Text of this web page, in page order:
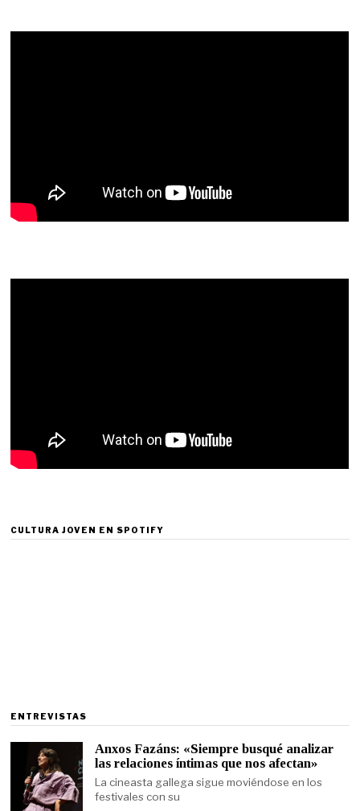
CULTURA JOVEN EN SPOTIFY
ENTREVISTAS
Anxos Fazáns: «Siempre busqué analizar
las relaciones íntimas que nos afectan»
La cineasta gallega sigue moviéndose en los
festivales con su